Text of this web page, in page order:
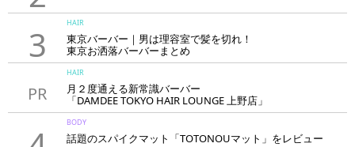
3
HAIR
東京バーバー｜男は理容室で髪を切れ！
東京お洒落バーバーまとめ
PR
HAIR
月２度通える新常識バーバー
「DAMDEE TOKYO HAIR LOUNGE 上野店」
BODY
話題のスパイクマット「TOTONOUマット」をレビュー